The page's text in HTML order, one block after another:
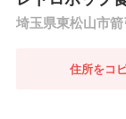
埼玉県東松山市
住所をコ